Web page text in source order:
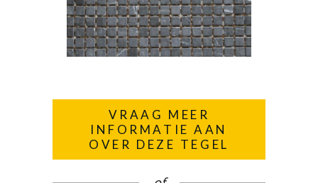
VRAAG MEER
INFORMATIE AAN
OVER DEZE TEGEL